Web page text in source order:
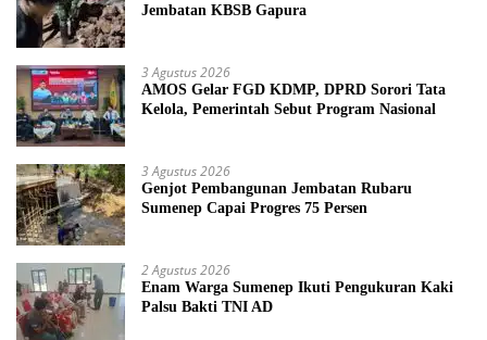
Jembatan KBSB Gapura
3 Agustus 2026
AMOS Gelar FGD KDMP, DPRD Sorori Tata
Kelola, Pemerintah Sebut Program Nasional
3 Agustus 2026
Genjot Pembangunan Jembatan Rubaru
Sumenep Capai Progres 75 Persen
2 Agustus 2026
Enam Warga Sumenep Ikuti Pengukuran Kaki
Palsu Bakti TNI AD